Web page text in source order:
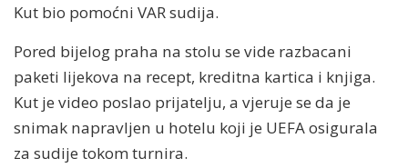
Kut bio pomoćni VAR sudija.
Pored bijelog praha na stolu se vide razbacani
paketi lijekova na recept, kreditna kartica i knjiga.
Kut je video poslao prijatelju, a vjeruje se da je
snimak napravljen u hotelu koji je UEFA osigurala
za sudije tokom turnira.